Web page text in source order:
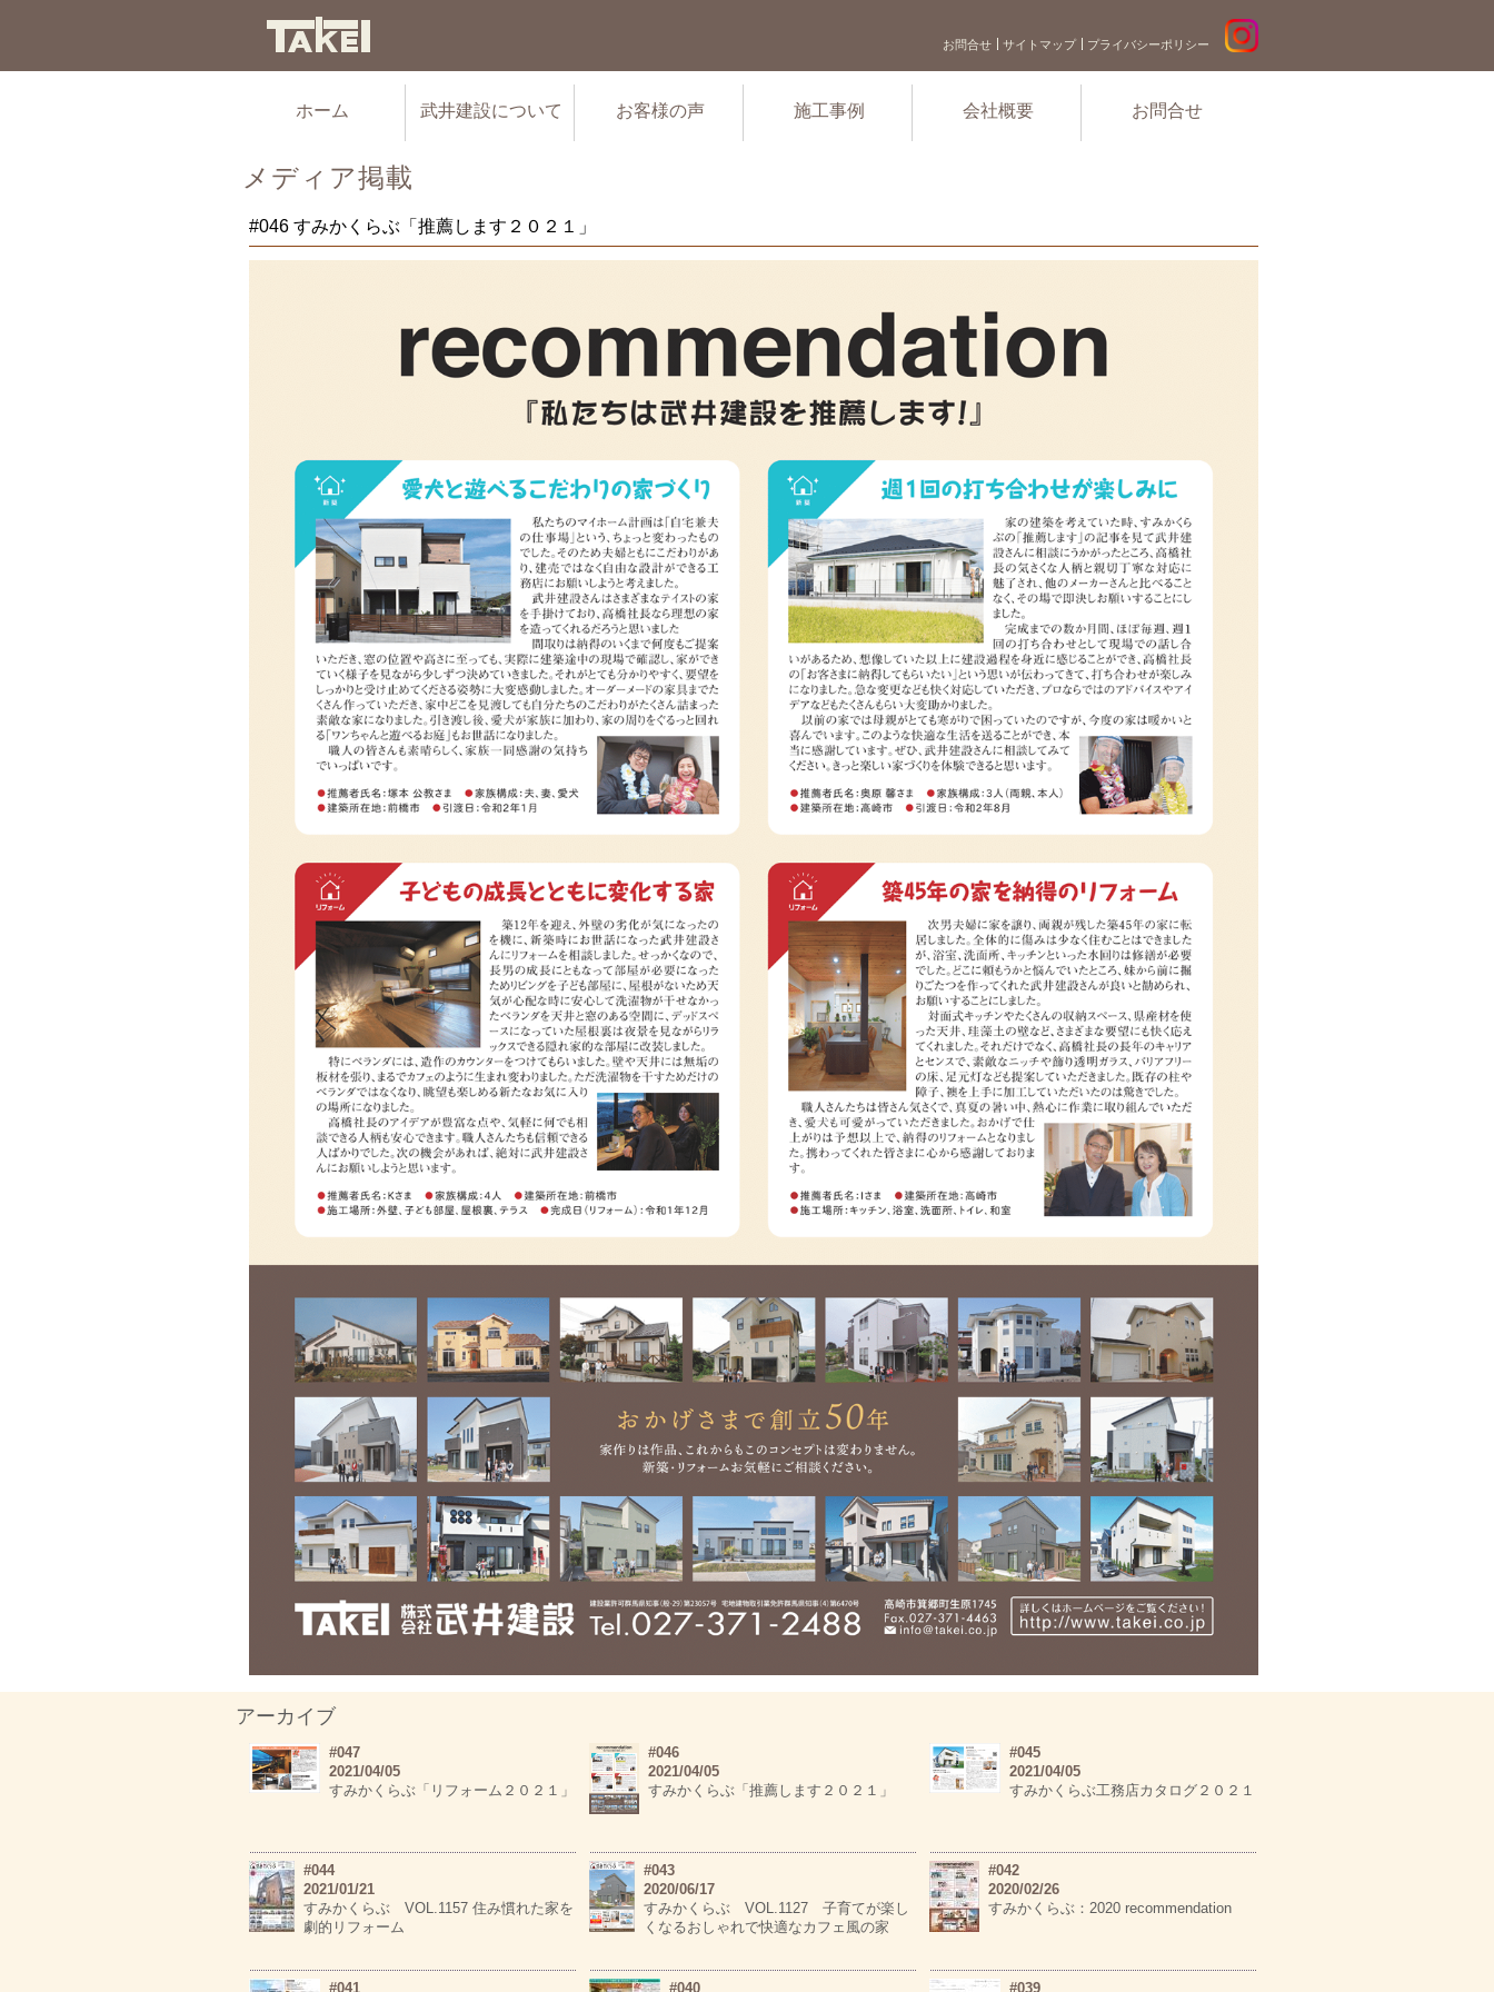
お問合せ サイトマップ プライバシーポリシー
ホーム 武井建設について お客様の声 施工事例 会社概要 お問合せ
メディア掲載
#046 すみかくらぶ「推薦します２０２１」
アーカイブ
#047
2021/04/05
すみかくらぶ「リフォーム２０２１」
#046
2021/04/05
すみかくらぶ「推薦します２０２１」
#045
2021/04/05
すみかくらぶ工務店カタログ２０２１
#044
2021/01/21
すみかくらぶ VOL.1157 住み慣れた家を
劇的リフォーム
#043
2020/06/17
すみかくらぶ VOL.1127 子育てが楽し
くなるおしゃれで快適なカフェ風の家
#042
2020/02/26
すみかくらぶ：2020 recommendation
#041 #040 #039